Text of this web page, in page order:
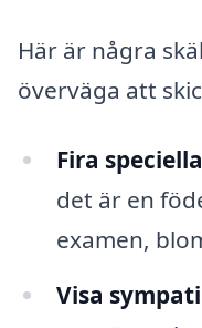
Här är några
överväga att
Fira
det är en
examen,
Visa